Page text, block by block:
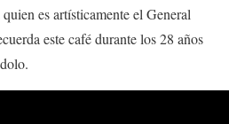
es artísticamente el General
este café durante los 28 años